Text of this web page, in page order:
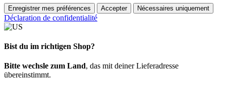
Enregistrer mes préférences Accepter Nécessaires uniquement
Déclaration de confidentialité
Bist du im richtigen Shop?
Bitte wechsle zum Land, das mit deiner Lieferadresse
übereinstimmt.